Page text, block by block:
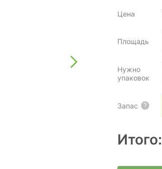
Цена
Площадь
Нужно
упаковок
Запас
Итого: